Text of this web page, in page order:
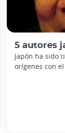
5 autores
Japón ha sido
orígenes con el